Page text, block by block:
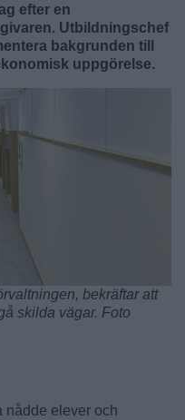
efter en
Utbildningschef
bakgrunden till
uppgörelse.
bekräftar att
skilda vägar. Foto
nådde elever och